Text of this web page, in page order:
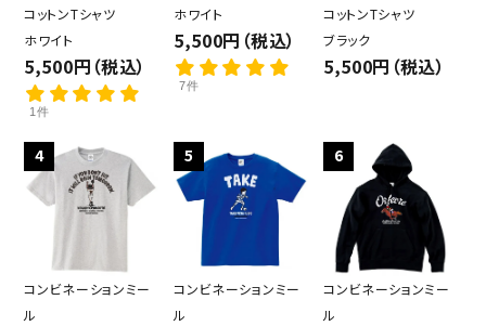
コットンTシャツ
ホワイト
5,500円（税込）
1件
ホワイト
5,500円（税込）
7件
コットンTシャツ
ブラック
5,500円（税込）
4
コンビネーションミー
ル
5
コンビネーションミー
ル
6
コンビネーションミー
ル